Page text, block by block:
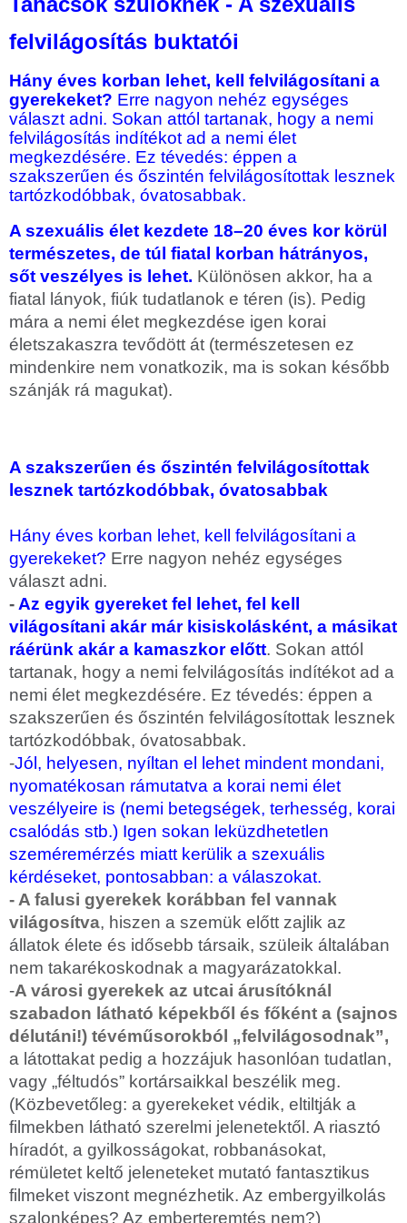
felvilágosítás buktatói
Hány éves korban lehet, kell felvilágosítani a
gyerekeket? Erre nagyon nehéz egységes
választ adni. Sokan attól tartanak, hogy a nemi
felvilágosítás indítékot ad a nemi élet
megkezdésére. Ez tévedés: éppen a
szakszerűen és őszintén felvilágosítottak lesznek
tartózkodóbbak, óvatosabbak.
A szexuális élet kezdete 18–20 éves kor körül
természetes, de túl fiatal korban hátrányos,
sőt veszélyes is lehet. Különösen akkor, ha a
fiatal lányok, fiúk tudatlanok e téren (is). Pedig
mára a nemi élet megkezdése igen korai
életszakaszra tevődött át (természetesen ez
mindenkire nem vonatkozik, ma is sokan később
szánják rá magukat).
A szakszerűen és őszintén felvilágosítottak
lesznek tartózkodóbbak, óvatosabbak
Hány éves korban lehet, kell felvilágosítani a
gyerekeket? Erre nagyon nehéz egységes
választ adni.
-Az egyik gyereket fel lehet, fel kell
világosítani akár már kisiskolásként, a másikat
ráérünk akár a kamaszkor előtt. Sokan attól
tartanak, hogy a nemi felvilágosítás indítékot ad a
nemi élet megkezdésére. Ez tévedés: éppen a
szakszerűen és őszintén felvilágosítottak lesznek
tartózkodóbbak, óvatosabbak.
-Jól, helyesen, nyíltan el lehet mindent mondani,
nyomatékosan rámutatva a korai nemi élet
veszélyeire is (nemi betegségek, terhesség, korai
csalódás stb.) Igen sokan leküzdhetetlen
szeméremérzés miatt kerülik a szexuális
kérdéseket, pontosabban: a válaszokat.
- A falusi gyerekek korábban fel vannak
világosítva, hiszen a szemük előtt zajlik az
állatok élete és idősebb társaik, szüleik általában
nem takarékoskodnak a magyarázatokkal.
-A városi gyerekek az utcai árusítóknál
szabadon látható képekből és főként a (sajnos
délutáni!) tévéműsorokból „felvilágosodnak”,
a látottakat pedig a hozzájuk hasonlóan tudatlan,
vagy „féltudós” kortársaikkal beszélik meg.
(Közbevetőleg: a gyerekeket védik, eltiltják a
filmekben látható szerelmi jelenetektől. A riasztó
híradót, a gyilkosságokat, robbanásokat,
rémületet keltő jeleneteket mutató fantasztikus
filmeket viszont megnézhetik. Az embergyilkolás
szalonképes? Az emberteremtés nem?)